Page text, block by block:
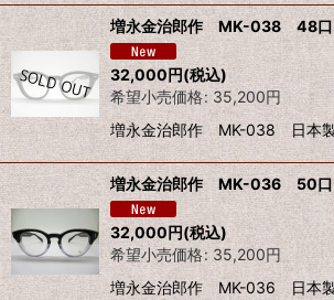
増永金治郎作 MK-038 48口
32,000円(税込)
希望小売価格: 35,200円
増永金治郎作 MK-038 日本製
増永金治郎作 MK-036 50口
32,000円(税込)
希望小売価格: 35,200円
増永金治郎作 MK-036 日本製